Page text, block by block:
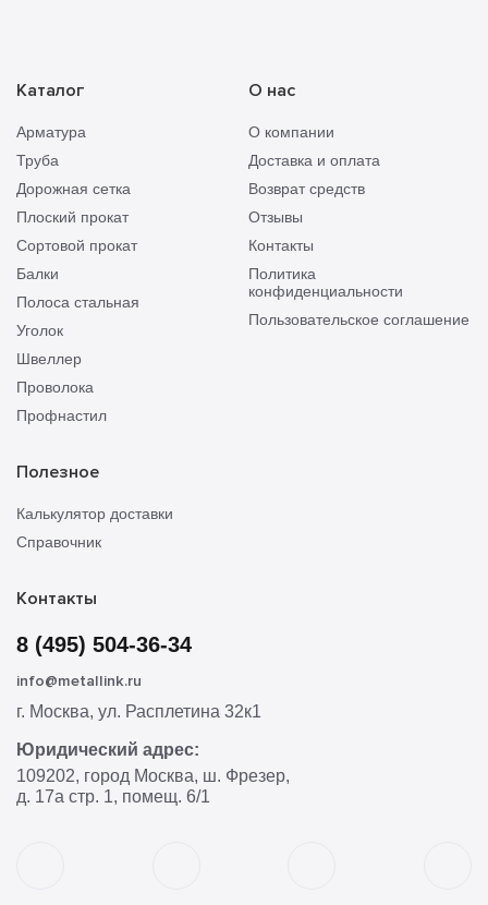
Каталог
Арматура
Труба
Дорожная сетка
Плоский прокат
Сортовой прокат
Балки
Полоса стальная
Уголок
Швеллер
Проволока
Профнастил
О нас
О компании
Доставка и оплата
Возврат средств
Отзывы
Контакты
Политика
конфиденциальности
Пользовательское соглашение
Полезное
Калькулятор доставки
Справочник
Контакты
8 (495) 504-36-34
info@metallink.ru
г. Москва, ул. Расплетина 32к1
Юридический адрес:
109202, город Москва, ш. Фрезер,
д. 17а стр. 1, помещ. 6/1